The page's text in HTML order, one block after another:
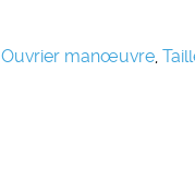
Ouvrier manœuvre,